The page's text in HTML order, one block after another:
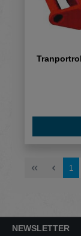
1
NEWSLETTER